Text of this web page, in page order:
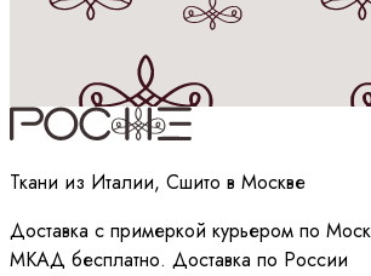
Принимаюполитикуобработки
Ткани из Италии, Сшито в Москве
Доставка с примеркой курьером по
МКАД бесплатно. Доставка по России